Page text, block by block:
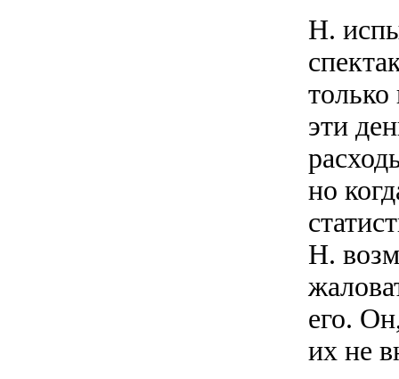
Н.
эти
но
Н.
его.
их не